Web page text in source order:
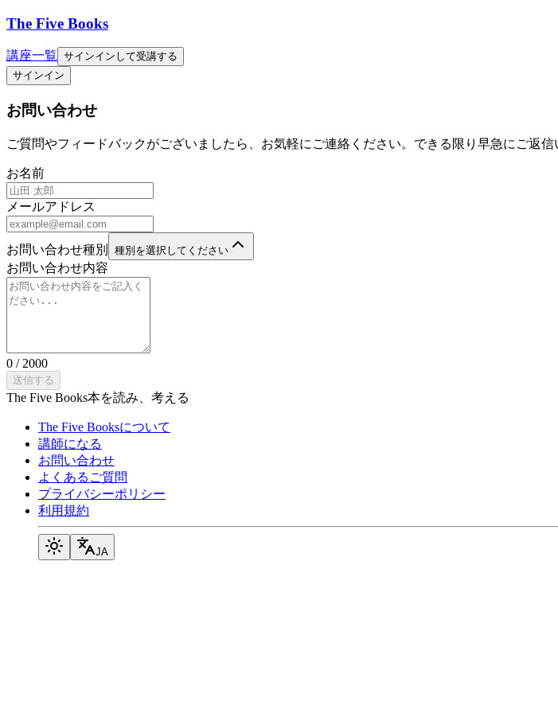
The Five Books
講座一覧 サインインして受講する
サインイン
お問い合わせ
ご質問やフィードバックがございましたら、お気軽にご連絡ください。できる限り早急にご返信
お名前
メールアドレス
お問い合わせ種別 種別を選択してください
お問い合わせ内容
0 / 2000
送信する
The Five Books本を読み、考える
The Five Booksについて
講師になる
お問い合わせ
よくあるご質問
プライバシーポリシー
利用規約
JA